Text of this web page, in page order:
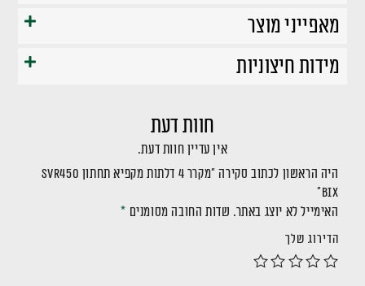
מאפייני מוצר
מידות חיצוניות
חוות דעת
אין עדיין חוות דעת.
היה הראשון לכתוב סקירה “מקרר 4 דלתות מקפיא תחתון SVR450
BIX”
האימייל לא יוצג באתר. שדות החובה מסומנים *
הדירוג שלך